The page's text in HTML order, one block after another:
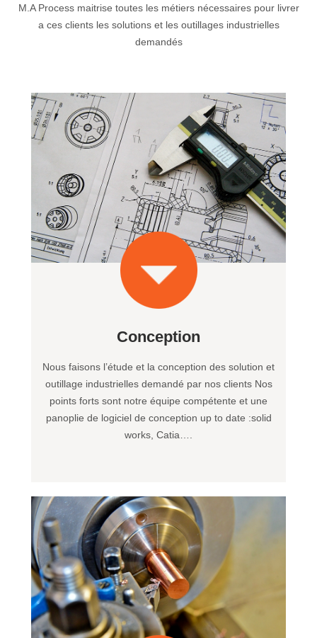
M.A Process maitrise toutes les métiers nécessaires pour livrer
a ces clients les solutions et les outillages industrielles
demandés
Conception
Nous faisons l’étude et la conception des solution et
outillage industrielles demandé par nos clients Nos
points forts sont notre équipe compétente et une
panoplie de logiciel de conception up to date :solid
works, Catia….